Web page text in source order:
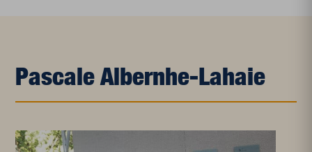
Pascale Albernhe-Lahaie